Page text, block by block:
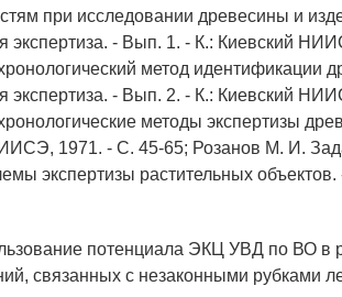
при исследовании древесины и
экспертиза. - Вып. 1. - К.: Киевский
метод идентификации
экспертиза. - Вып. 2. - К.: Киевский
методы экспертизы
1971. - С. 45-65; Розанов М. И.
экспертизы растительных
потенциала ЭКЦ УВД по ВО в
связанных с незаконными рубками